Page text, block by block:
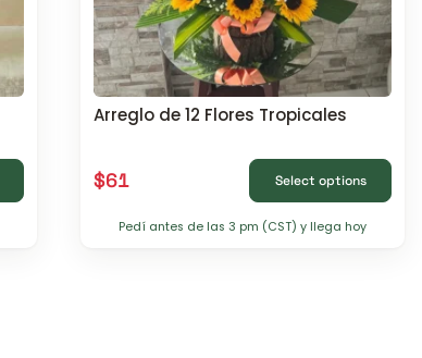
Arreglo de 12 Flores Tropicales
$61 Select options
Pedí antes de las 3 pm (CST) y llega hoy